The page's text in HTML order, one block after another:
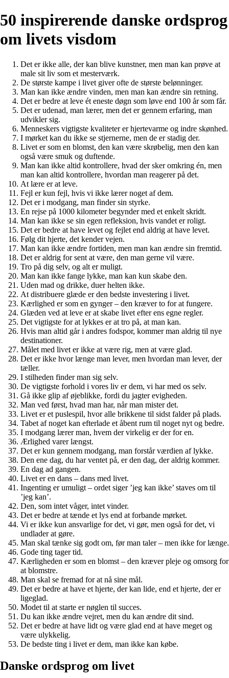
50 inspirerende danske ordsprog
om livets visdom
Det er ikke alle, der kan blive kunstner, men man kan prøve at
male sit liv som et mesterværk.
De største kampe i livet giver ofte de største belønninger.
Man kan ikke ændre vinden, men man kan ændre sin retning.
Det er bedre at leve ét eneste døgn som løve end 100 år som får.
Det er udenad, man lærer, men det er gennem erfaring, man
udvikler sig.
Menneskers vigtigste kvaliteter er hjertevarme og indre skønhed.
I mørket kan du ikke se stjernerne, men de er stadig der.
Livet er som en blomst, den kan være skrøbelig, men den kan
også være smuk og duftende.
Man kan ikke altid kontrollere, hvad der sker omkring én, men
man kan altid kontrollere, hvordan man reagerer på det.
At lære er at leve.
Fejl er kun fejl, hvis vi ikke lærer noget af dem.
Det er i modgang, man finder sin styrke.
En rejse på 1000 kilometer begynder med et enkelt skridt.
Man kan ikke se sin egen refleksion, hvis vandet er roligt.
Det er bedre at have levet og fejlet end aldrig at have levet.
Følg dit hjerte, det kender vejen.
Man kan ikke ændre fortiden, men man kan ændre sin fremtid.
Det er aldrig for sent at være, den man gerne vil være.
Tro på dig selv, og alt er muligt.
Man kan ikke fange lykke, man kan kun skabe den.
Uden mad og drikke, duer helten ikke.
At distribuere glæde er den bedste investering i livet.
Kærlighed er som en gynger – den kræver to for at fungere.
Glæden ved at leve er at skabe livet efter ens egne regler.
Det vigtigste for at lykkes er at tro på, at man kan.
Hvis man altid går i andres fodspor, kommer man aldrig til nye
destinationer.
Målet med livet er ikke at være rig, men at være glad.
Det er ikke hvor længe man lever, men hvordan man lever, der
tæller.
I stilheden finder man sig selv.
De vigtigste forhold i vores liv er dem, vi har med os selv.
Gå ikke glip af øjeblikke, fordi du jagter evigheden.
Man ved først, hvad man har, når man mister det.
Livet er et puslespil, hvor alle brikkene til sidst falder på plads.
Tabet af noget kan efterlade et åbent rum til noget nyt og bedre.
I modgang lærer man, hvem der virkelig er der for en.
Ærlighed varer længst.
Det er kun gennem modgang, man forstår værdien af lykke.
Den ene dag, du har ventet på, er den dag, der aldrig kommer.
En dag ad gangen.
Livet er en dans – dans med livet.
Ingenting er umuligt – ordet siger ’jeg kan ikke’ staves om til
’jeg kan’.
Den, som intet våger, intet vinder.
Det er bedre at tænde et lys end at forbande mørket.
Vi er ikke kun ansvarlige for det, vi gør, men også for det, vi
undlader at gøre.
Man skal tænke sig godt om, før man taler – men ikke for længe.
Gode ting tager tid.
Kærligheden er som en blomst – den kræver pleje og omsorg for
at blomstre.
Man skal se fremad for at nå sine mål.
Det er bedre at have et hjerte, der kan lide, end et hjerte, der er
ligeglad.
Modet til at starte er nøglen til succes.
Du kan ikke ændre vejret, men du kan ændre dit sind.
Det er bedre at have lidt og være glad end at have meget og
være ulykkelig.
De bedste ting i livet er dem, man ikke kan købe.
Danske ordsprog om livet